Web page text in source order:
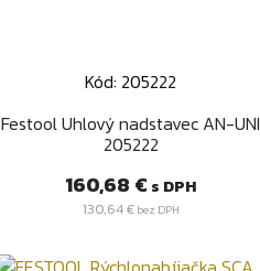
Kód: 205222
Festool Uhlový nadstavec AN-UNI
205222
Cena
160,68 € s DPH
130,64 €bez DPH
Rýchly náhľad